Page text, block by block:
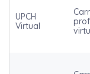
UPCH
Virtual